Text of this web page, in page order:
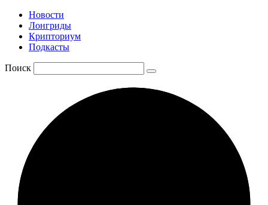
Новости
Лонгриды
Крипториум
Подкасты
Поиск